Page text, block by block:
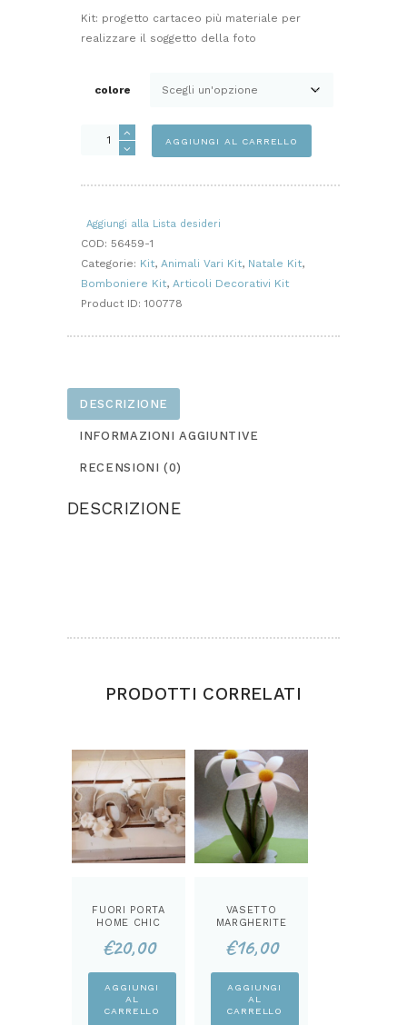
Kit: progetto cartaceo più materiale per
realizzare il soggetto della foto
colore
VASETTI
AGGIUNGI AL CARRELLO
Aggiungi alla Lista desideri
COD: 56459-1
Categorie: Kit, Animali Vari Kit, Natale Kit,
Bomboniere Kit, Articoli Decorativi Kit
Product ID: 100778
DESCRIZIONE
INFORMAZIONI AGGIUNTIVE
RECENSIONI (0)
DESCRIZIONE
PRODOTTI CORRELATI
FUORI PORTA
HOME CHIC
€20,00
AGGIUNGI
AL
CARRELLO
VASETTO
MARGHERITE
€16,00
AGGIUNGI
AL
CARRELLO